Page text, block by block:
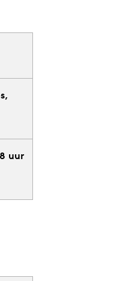
uur